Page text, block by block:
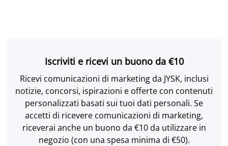
Iscriviti e ricevi un buono da €10
Ricevi comunicazioni di marketing da JYSK, inclusi
notizie, concorsi, ispirazioni e offerte con contenuti
personalizzati basati sui tuoi dati personali. Se
accetti di ricevere comunicazioni di marketing,
riceverai anche un buono da €10 da utilizzare in
negozio (con una spesa minima di €50).